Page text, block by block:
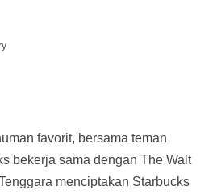
favorit, bersama teman
bekerja sama dengan The Walt
menciptakan Starbucks